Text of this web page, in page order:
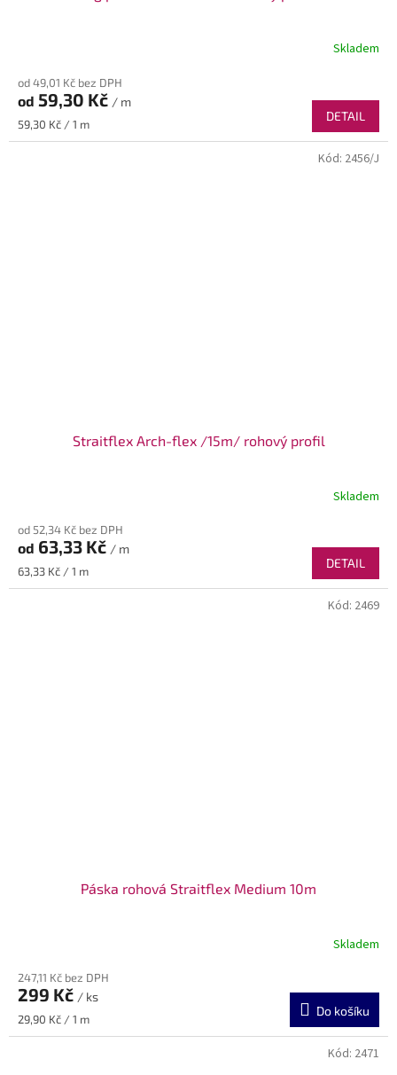
Skladem
od 49,01 Kč bez DPH
od 59,30 Kč / m
Měrná
cena:
59,30 Kč / 1 m
DETAIL
Straitflex Arch-flex /15m/ rohový profil
Skladem
od 52,34 Kč bez DPH
od 63,33 Kč / m
Měrná
cena:
63,33 Kč / 1 m
DETAIL
Kód: 2456/J
Páska rohová Straitflex Medium 10m
Skladem
247,11 Kč bez DPH
299 Kč / ks
Měrná
cena:
29,90 Kč / 1 m
Do košíku
Kód: 2469
Kód: 2471